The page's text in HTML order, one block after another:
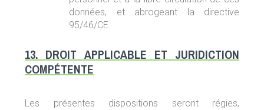
données, et abrogeant la directive
95/46/CE.
13. DROIT APPLICABLE ET JURIDICTION
COMPÉTENTE
Les présentes dispositions seront régies,